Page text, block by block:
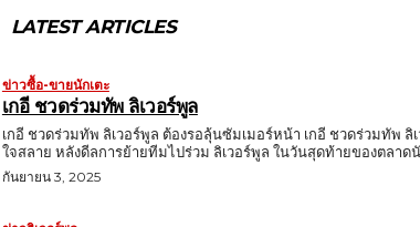
LATEST ARTICLES
ข่าวซื้อ-ขายนักเตะ
เกอี ชวดร่วมทัพ ลิเวอร์พูล
เกอี ชวดร่วมทัพ ลิเวอร์พูล ต้องรอลุ้นซัมเมอร์หน้า เกอี ชวดร่วมทัพ ลิ
ใจสลาย หลังดีลการย้ายทีมไปร่วม ลิเวอร์พูล ในวันสุดท้ายของตลาดนั
กันยายน 3, 2025